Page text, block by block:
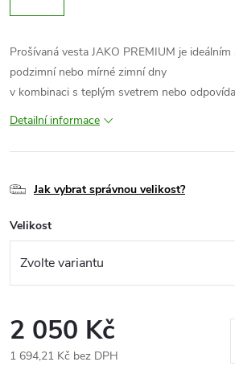
Prošívaná vesta JAKO PREMIUM je
podzimní nebo mírné zimní dny
v kombinaci s teplým svetrem nebo
Detailní informace
Jak vybrat správnou velikost?
Velikost
2 050 Kč
1 694,21 Kč bez DPH